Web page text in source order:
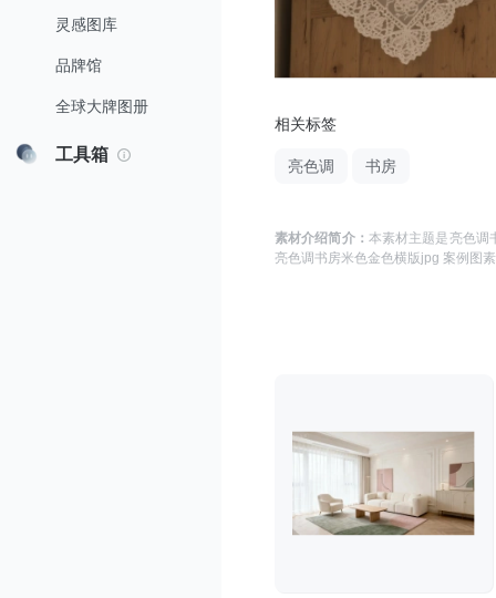
灵感图库
品牌馆
全球大牌图册
工具箱
相关标签
亮色调 书房
素材介绍简介： 本素材主题是 亮色调
亮色调书房米色金色横版jpg 案例图